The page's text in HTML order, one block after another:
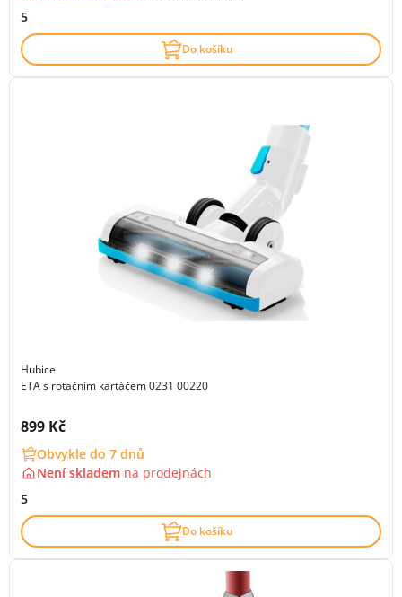
5
Do košíku
Hubice
ETA s rotačním kartáčem 0231 00220
Cena s DPH:
899 Kč
Obvykle do 7 dnů
Není skladem na prodejnách
5
Do košíku